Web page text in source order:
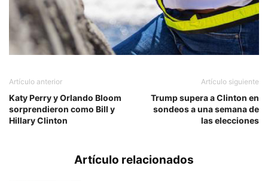
Artículo anterior
Katy Perry y Orlando Bloom
sorprendieron como Bill y
Hillary Clinton
Artículo siguiente
Trump supera a Clinton en
sondeos a una semana de
las elecciones
Artículo relacionados